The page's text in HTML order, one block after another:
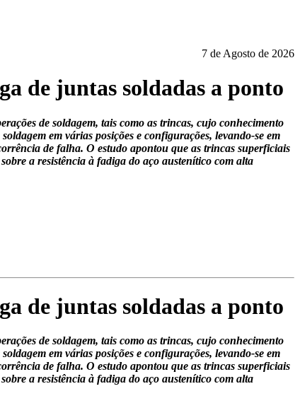
7 de Agosto de 2026
de juntas soldadas a ponto
de soldagem, tais como as trincas, cujo conhecimento
em várias posições e configurações, levando-se em
de falha. O estudo apontou que as trincas superficiais
a resistência à fadiga do aço austenítico com alta
de juntas soldadas a ponto
de soldagem, tais como as trincas, cujo conhecimento
em várias posições e configurações, levando-se em
de falha. O estudo apontou que as trincas superficiais
a resistência à fadiga do aço austenítico com alta